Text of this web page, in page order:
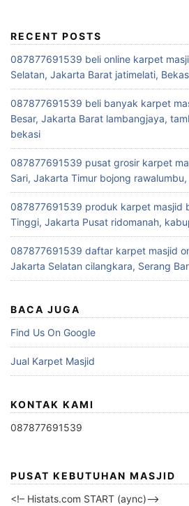
RECENT POSTS
087877691539 beli online karpet
Selatan, Jakarta Barat jatimelati,
087877691539 beli banyak karpet
Besar, Jakarta Barat lambangjaya,
bekasi
087877691539 pusat grosir karpet
Sari, Jakarta Timur bojong rawalumbu,
087877691539 produk karpet masjid
Tinggi, Jakarta Pusat ridomanah,
087877691539 daftar karpet masjid
Jakarta Selatan cilangkara, Serang
BACA JUGA
Find Us On Google
Jual Karpet Masjid
KONTAK KAMI
087877691539
PUSAT KEBUTUHAN MASJID
<!– Histats.com START (aync)–>